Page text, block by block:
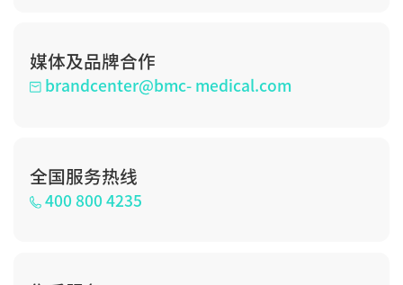
媒体及品牌合作
brandcenter@bmc- medical.com
全国服务热线
400 800 4235